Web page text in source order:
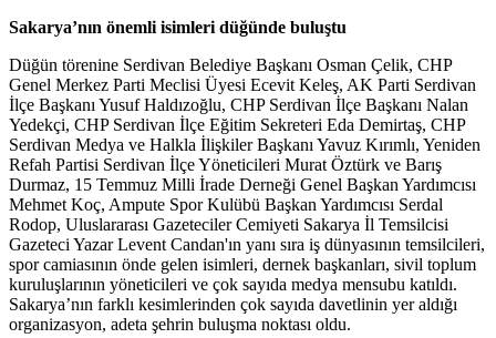
Sakarya’nın önemli isimleri düğünde buluştu
Düğün törenine Serdivan Belediye Başkanı Osman Çelik, CHP
Genel Merkez Parti Meclisi Üyesi Ecevit Keleş, AK Parti Serdivan
İlçe Başkanı Yusuf Haldızoğlu, CHP Serdivan İlçe Başkanı Nalan
Yedekçi, CHP Serdivan İlçe Eğitim Sekreteri Eda Demirtaş, CHP
Serdivan Medya ve Halkla İlişkiler Başkanı Yavuz Kırımlı, Yeniden
Refah Partisi Serdivan İlçe Yöneticileri Murat Öztürk ve Barış
Durmaz, 15 Temmuz Milli İrade Derneği Genel Başkan Yardımcısı
Mehmet Koç, Ampute Spor Kulübü Başkan Yardımcısı Serdal
Rodop, Uluslararası Gazeteciler Cemiyeti Sakarya İl Temsilcisi
Gazeteci Yazar Levent Candan'ın yanı sıra iş dünyasının temsilcileri,
spor camiasının önde gelen isimleri, dernek başkanları, sivil toplum
kuruluşlarının yöneticileri ve çok sayıda medya mensubu katıldı.
Sakarya’nın farklı kesimlerinden çok sayıda davetlinin yer aldığı
organizasyon, adeta şehrin buluşma noktası oldu.